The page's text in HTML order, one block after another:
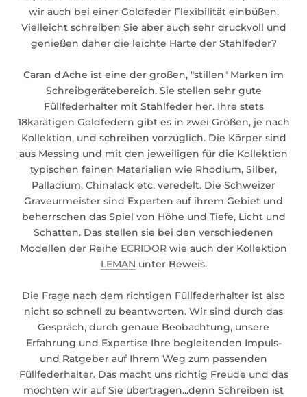
wir auch bei einer Goldfeder Flexibilität einbüßen.
Vielleicht schreiben Sie aber auch sehr druckvoll und
genießen daher die leichte Härte der Stahlfeder?
Caran d'Ache ist eine der großen, "stillen" Marken im
Schreibgerätebereich. Sie stellen sehr gute
Füllfederhalter mit Stahlfeder her. Ihre stets
18karätigen Goldfedern gibt es in zwei Größen, je nach
Kollektion, und schreiben vorzüglich. Die Körper sind
aus Messing und mit den jeweiligen für die Kollektion
typischen feinen Materialien wie Rhodium, Silber,
Palladium, Chinalack etc. veredelt. Die Schweizer
Graveurmeister sind Experten auf ihrem Gebiet und
beherrschen das Spiel von Höhe und Tiefe, Licht und
Schatten. Das stellen sie bei den verschiedenen
Modellen der Reihe ECRIDOR wie auch der Kollektion
LEMAN unter Beweis.
Die Frage nach dem richtigen Füllfederhalter ist also
nicht so schnell zu beantworten. Wir sind durch das
Gespräch, durch genaue Beobachtung, unsere
Erfahrung und Expertise Ihre begleitenden Impuls-
und Ratgeber auf Ihrem Weg zum passenden
Füllfederhalter. Das macht uns richtig Freude und das
möchten wir auf Sie übertragen...denn Schreiben ist